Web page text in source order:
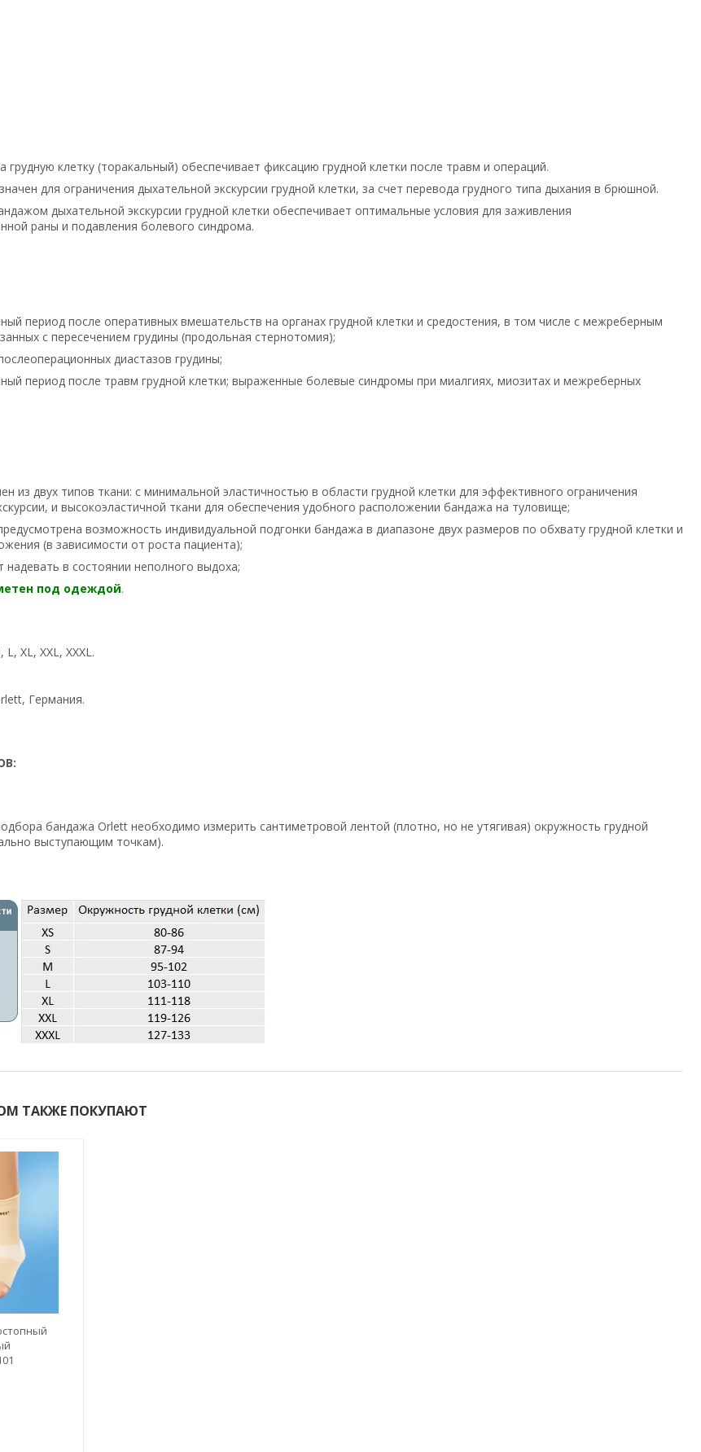
грудную клетку (торакальный) обеспечивает фиксацию грудной клетки после травм и операций.
для ограничения дыхательной экскурсии грудной клетки, за счет перевода грудного типа дыхания в брюшной.
дыхательной экскурсии грудной клетки обеспечивает оптимальные условия для заживления
раны и подавления болевого синдрома.
период после оперативных вмешательств на органах грудной клетки и средостения, в том числе с межреберным
с пересечением грудины (продольная стернотомия);
диастазов грудины;
период после травм грудной клетки; выраженные болевые синдромы при миалгиях, миозитах и межреберных
из двух типов ткани: с минимальной эластичностью в области грудной клетки для эффективного ограничения
и высокоэластичной ткани для обеспечения удобного расположении бандажа на туловище;
возможность индивидуальной подгонки бандажа в диапазоне двух размеров по обхвату грудной клетки и
(в зависимости от роста пациента);
надевать в состоянии неполного выдоха;
под одеждой.
L, XL, XXL, XXXL.
Германия.
бандажа Orlett необходимо измерить сантиметровой лентой (плотно, но не утягивая) окружность грудной
выступающим точкам).
ТАКЖЕ ПОКУПАЮТ